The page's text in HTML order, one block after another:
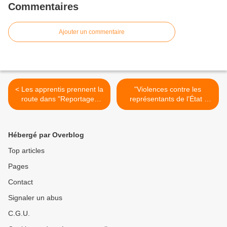
Commentaires
Ajouter un commentaire
< Les apprentis prennent la
route dans "Reportages
Découverte" sur TF1
"Violences contre les
représentants de l’État :
Aux racines de la haine"
Hébergé par Overblog
Top articles
Pages
Contact
Signaler un abus
C.G.U.